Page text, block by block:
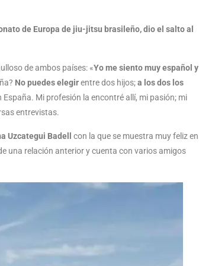
de Europa de jiu-jitsu brasileño, dio el salto al
de ambos países: «Yo me siento muy español y
No puedes elegirentre dos hijos;a los dos los
Mi profesión la encontré allí, mi pasión; mi
entrevistas.
Uzcategui Badell con la que se muestra muy feliz en
una relación anterior y cuenta con varios amigos